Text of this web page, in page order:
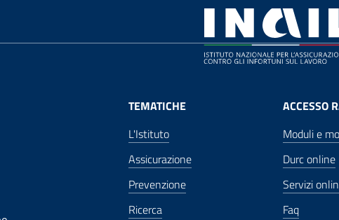
TEMATICHE
L'Istituto
Assicurazione
Prevenzione
Ricerca
ACCESSO
Moduli e
Durc online
Servizi
Faq